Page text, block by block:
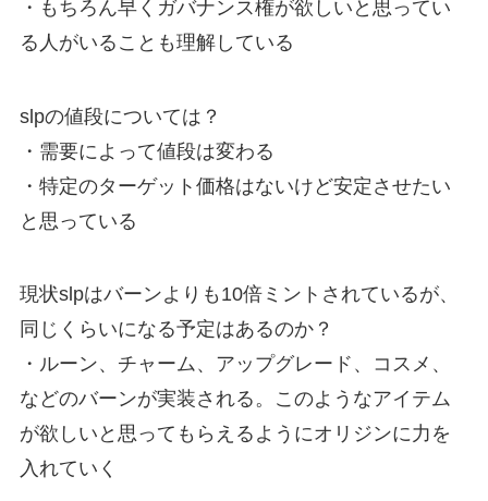
・もちろん早くガバナンス権が欲しいと思ってい
る人がいることも理解している
slpの値段については？
・需要によって値段は変わる
・特定のターゲット価格はないけど安定させたい
と思っている
現状slpはバーンよりも10倍ミントされているが、
同じくらいになる予定はあるのか？
・ルーン、チャーム、アップグレード、コスメ、
などのバーンが実装される。このようなアイテム
が欲しいと思ってもらえるようにオリジンに力を
入れていく